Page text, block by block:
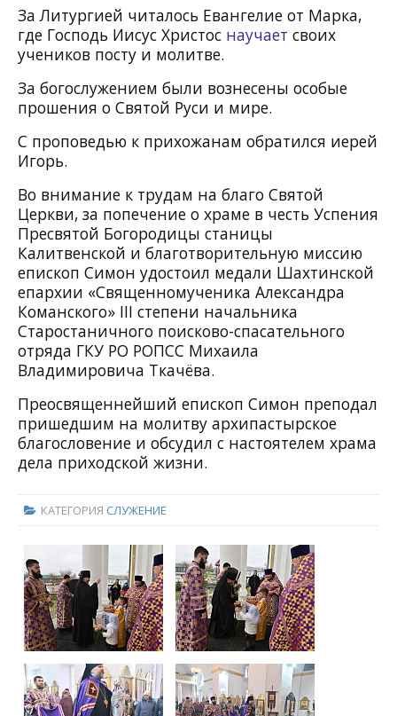
За Литургией читалось Евангелие от Марка,
где Господь Иисус Христос научает своих
учеников посту и молитве.
За богослужением были вознесены особые
прошения о Святой Руси и мире.
С проповедью к прихожанам обратился иерей
Игорь.
Во внимание к трудам на благо Святой
Церкви, за попечение о храме в честь Успения
Пресвятой Богородицы станицы
Калитвенской и благотворительную миссию
епископ Симон удостоил медали Шахтинской
епархии «Священномученика Александра
Команского» III степени начальника
Старостаничного поисково-спасательного
отряда ГКУ РО РОПСС Михаила
Владимировича Ткачёва.
Преосвященнейший епископ Симон преподал
пришедшим на молитву архипастырское
благословение и обсудил с настоятелем храма
дела приходской жизни.
КАТЕГОРИЯ СЛУЖЕНИЕ